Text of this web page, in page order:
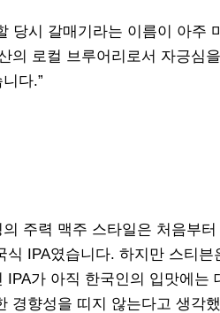
당시 갈매기라는 이름이 아주
의 로컬 브루어리로서 자긍심
다.”
주력 맥주 스타일은 처음부터
식 IPA였습니다. 하지만 스티븐
IPA가 아직 한국인의 입맛에는
경향성을 띠지 않는다고 생각